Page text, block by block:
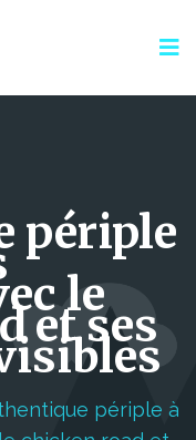
périple
le
et ses
périple à